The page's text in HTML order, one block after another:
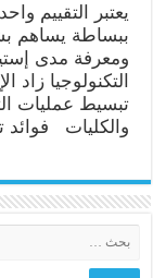
يعتبر التقييم
ببساطة يساهم
ومعرفة مدى
التكنولوجيا زاد
تبسيط عمليات
والكليات فوائد